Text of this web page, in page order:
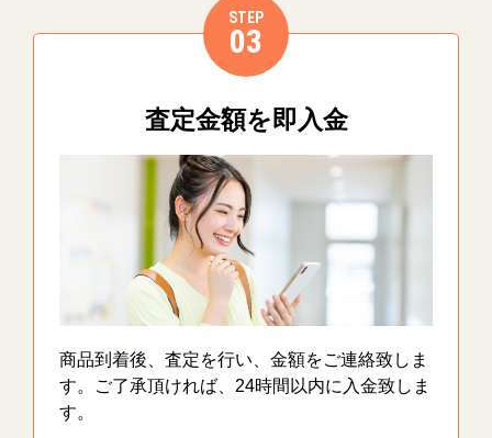
STEP
03
査定金額を即入金
商品到着後、査定を行い、金額をご連絡致しま
す。ご了承頂ければ、24時間以内に入金致しま
す。